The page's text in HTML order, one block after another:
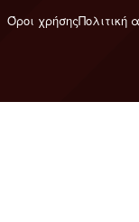
Όροι χρήσηςΠολιτική